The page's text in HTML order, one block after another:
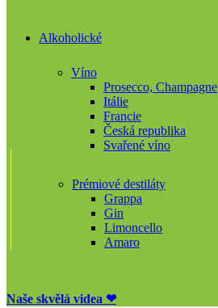
Alkoholické
Víno
Prosecco, Champagne
Itálie
Francie
Česká republika
Svařené víno
Prémiové destiláty
Grappa
Gin
Limoncello
Amaro
Naše skvělá videa ❤